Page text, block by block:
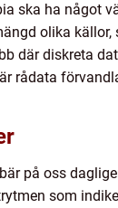
ska ha något
olika
där diskreta
rådata
på oss
som